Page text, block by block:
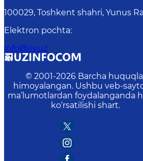
100029, Toshkent shahri, Yunus
Elektron pochta:
info@iiv.uz
© 2001-2026 Barcha
himoyalangan. Ushbu veb-
ma’lumotlardan foydalanganda
ko‘rsatilishi shart.